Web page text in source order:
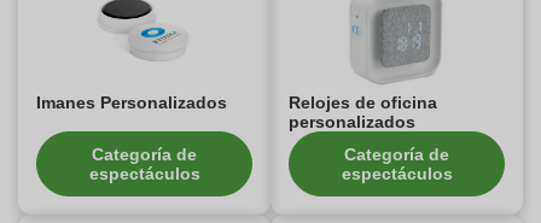
Imanes Personalizados
Categoría de
espectáculos
Relojes de oficina
personalizados
Categoría de
espectáculos